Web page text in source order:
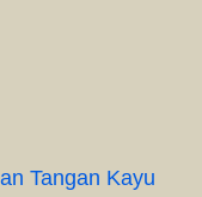
Tangan Kayu